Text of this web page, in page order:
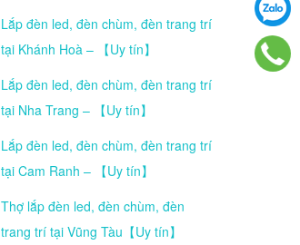
Lắp đèn led, đèn chùm, đèn trang trí
tại Khánh Hoà – 【Uy tín】
Lắp đèn led, đèn chùm, đèn trang trí
tại Nha Trang – 【Uy tín】
Lắp đèn led, đèn chùm, đèn trang trí
tại Cam Ranh – 【Uy tín】
Thợ lắp đèn led, đèn chùm, đèn
trang trí tại Vũng Tàu【Uy tín】